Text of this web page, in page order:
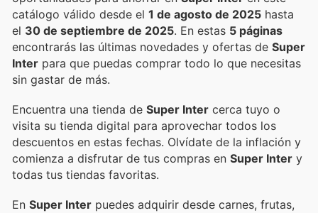
catálogo válido desde el 1 de agosto de 2025 hasta
el 30 de septiembre de 2025 . En estas 5 páginas
encontrarás las últimas novedades y ofertas de Super
Inter para que puedas comprar todo lo que necesitas
sin gastar de más.
Encuentra una tienda de Super Inter cerca tuyo o
visita su tienda digital para aprovechar todos los
descuentos en estas fechas. Olvídate de la inflación y
comienza a disfrutar de tus compras en Super Inter y
todas tus tiendas favoritas.
En Super Inter puedes adquirir desde carnes, frutas,